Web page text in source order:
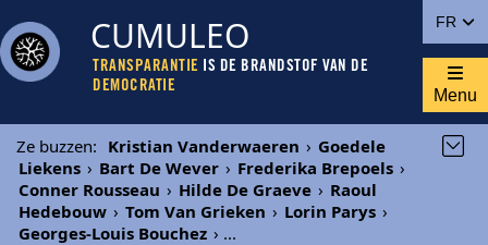
FR
CUMULEO
TRANSPARANTIE IS DE BRANDSTOF VAN DE
DEMOCRATIE
Menu
Ze buzzen: Kristian Vanderwaeren › Goedele
Liekens › Bart De Wever › Frederika Brepoels ›
Conner Rousseau › Hilde De Graeve › Raoul
Hedebouw › Tom Van Grieken › Lorin Parys ›
Georges-Louis Bouchez › ...